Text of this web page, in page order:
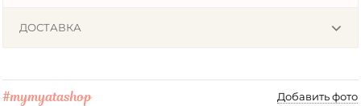
ДОСТАВКА
#mymyatashop Добавить фото